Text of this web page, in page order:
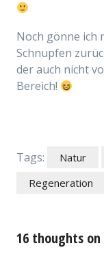
Noch gönne ich
Schnupfen
der auch nicht
Bereich!
Tags: Natur
Regeneration
16 thoughts on